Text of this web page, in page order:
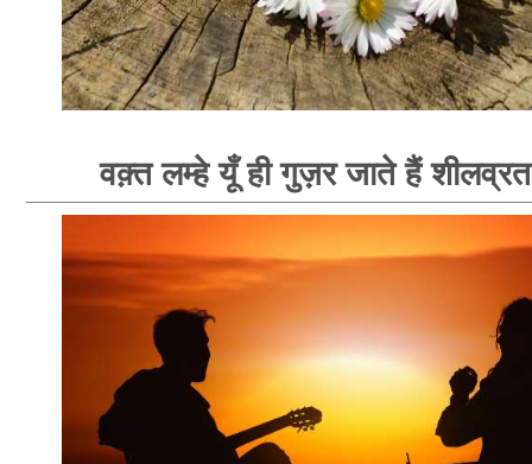
वक़्त लम्हे यूँ ही गुज़र जाते हैं शीलव्रत